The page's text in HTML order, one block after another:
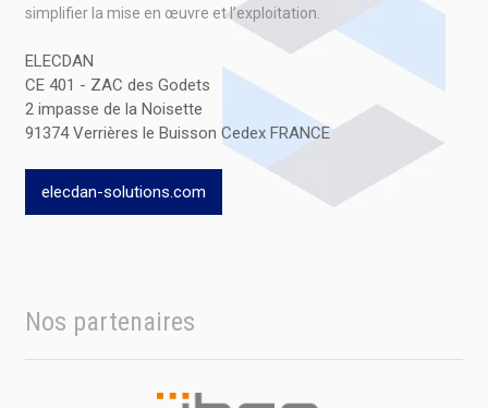
simplifier la mise en œuvre et l’exploitation.
ELECDAN
CE 401 - ZAC des Godets
2 impasse de la Noisette
91374 Verrières le Buisson Cedex FRANCE
elecdan-solutions.com
Nos partenaires